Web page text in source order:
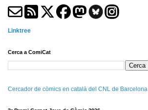
Linktree
Cerca a ComiCat
Cercador de còmics en català del CNL de Barcelona